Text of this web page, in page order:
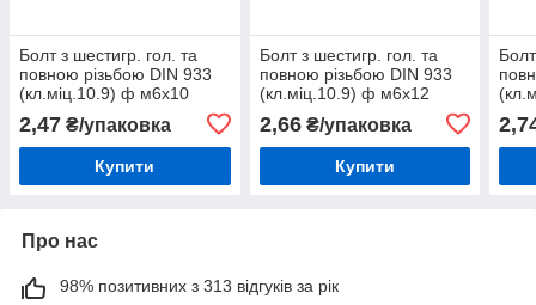
Болт з шестигр. гол. та
повною різьбою DIN 933
(кл.міц.10.9) ф м6х10
2,47 ₴/упаковка
Купити
Болт з шестигр. гол. та
повною різьбою DIN 933
(кл.міц.10.9) ф м6х12
2,66₴/упаковка
Купити
Про нас
98% позитивних з 313 відгуків за рік